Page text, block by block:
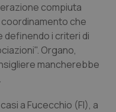
compiuta
che
definendo i criteri di
Organo,
mancherebbe
a Fucecchio (FI), a